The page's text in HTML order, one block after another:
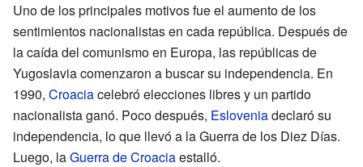
Uno de los principales motivos fue el aumento de los
sentimientos nacionalistas en cada república. Después de
la caída del comunismo en Europa, las repúblicas de
Yugoslavia comenzaron a buscar su independencia. En
1990, Croaciacelebró elecciones libres y un partido
nacionalista ganó. Poco después, Esloveniadeclaró su
independencia, lo que llevó a la Guerra de los Diez Días.
Luego, laGuerra de Croaciaestalló.